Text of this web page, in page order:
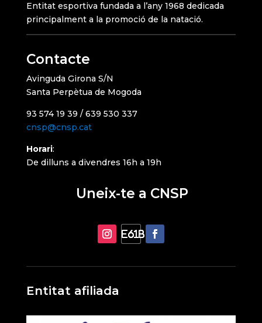
Entitat esportiva fundada a l’any 1968 dedicada
principalment a la promoció de la natació.
Contacte
Avinguda Girona S/N
Santa Perpètua de Mogoda
93 574 19 39 / 639 530 337
cnsp@cnsp.cat
Horari:
De dilluns a divendres 16h a 19h
Uneix-te a CNSP
Entitat afiliada